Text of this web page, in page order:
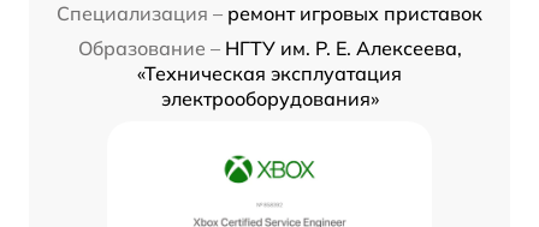
Специализация – ремонт игровых приставок
Образование – НГТУ им. Р. Е. Алексеева,
«Техническая эксплуатация
электрооборудования»